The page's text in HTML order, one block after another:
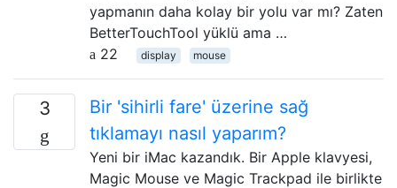
yapmanın daha kolay bir yolu var mı? Zaten
BetterTouchTool yüklü ama …
22
display mouse
3
Bir 'sihirli fare' üzerine sağ
tıklamayı nasıl yaparım?
Yeni bir iMac kazandık. Bir Apple klavyesi,
Magic Mouse ve Magic Trackpad ile birlikte